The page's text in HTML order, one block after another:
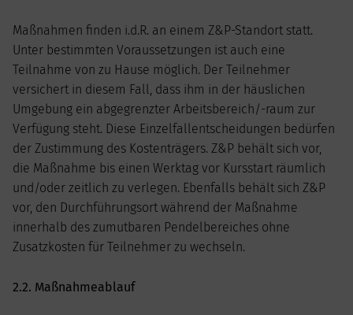
Maßnahmen finden i.d.R. an einem Z&P-Standort statt.
Unter bestimmten Voraussetzungen ist auch eine
Teilnahme von zu Hause möglich. Der Teilnehmer
versichert in diesem Fall, dass ihm in der häuslichen
Umgebung ein abgegrenzter Arbeitsbereich/-raum zur
Verfügung steht. Diese Einzelfallentscheidungen bedürfen
der Zustimmung des Kostenträgers. Z&P behält sich vor,
die Maßnahme bis einen Werktag vor Kursstart räumlich
und/oder zeitlich zu verlegen. Ebenfalls behält sich Z&P
vor, den Durchführungsort während der Maßnahme
innerhalb des zumutbaren Pendelbereiches ohne
Zusatzkosten für Teilnehmer zu wechseln.
2.2. Maßnahmeablauf